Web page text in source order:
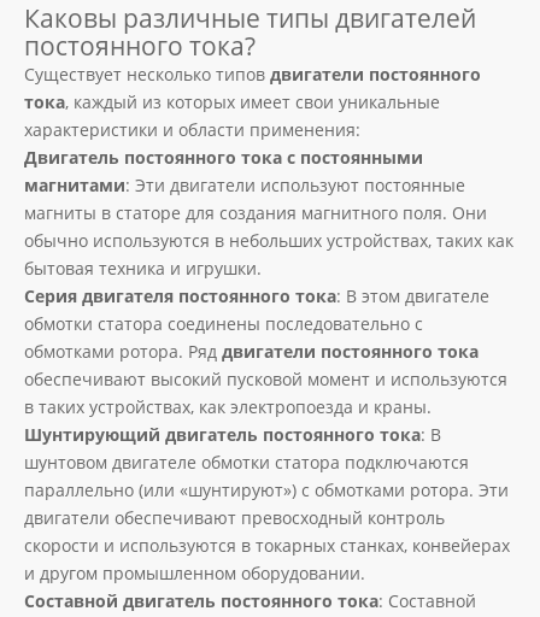
Каковы различные типы двигателей
постоянного тока?
Существует несколько типов двигатели постоянного
тока, каждый из которых имеет свои уникальные
характеристики и области применения:
Двигатель постоянного тока с постоянными
магнитами: Эти двигатели используют постоянные
магниты в статоре для создания магнитного поля. Они
обычно используются в небольших устройствах, таких как
бытовая техника и игрушки.
Серия двигателя постоянного тока: В этом двигателе
обмотки статора соединены последовательно с
обмотками ротора. Ряд двигатели постоянного тока
обеспечивают высокий пусковой момент и используются
в таких устройствах, как электропоезда и краны.
Шунтирующий двигатель постоянного тока: В
шунтовом двигателе обмотки статора подключаются
параллельно (или «шунтируют») с обмотками ротора. Эти
двигатели обеспечивают превосходный контроль
скорости и используются в токарных станках, конвейерах
и другом промышленном оборудовании.
Составной двигатель постоянного тока: Составной